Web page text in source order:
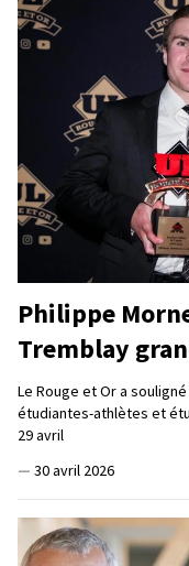
Philippe
Tremblay
Le Rouge et Or a
étudiantes-athlètes et
29 avril
— 30 avril 2026